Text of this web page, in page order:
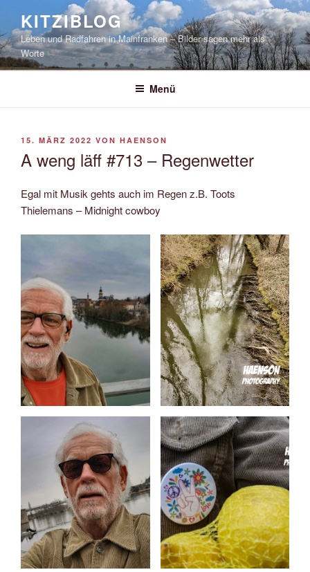
springen
KITZIBLOG
Leben und Radfahren in Mainfranken – Bilder sagen mehr als
Worte
Menü
VERÖFFENTLICHT
15. MÄRZ 2022 VON HAENSON
A weng läff #713 – Regenwetter
Egal mit Musik gehts auch im Regen z.B. Toots
Thielemans – Midnight cowboy